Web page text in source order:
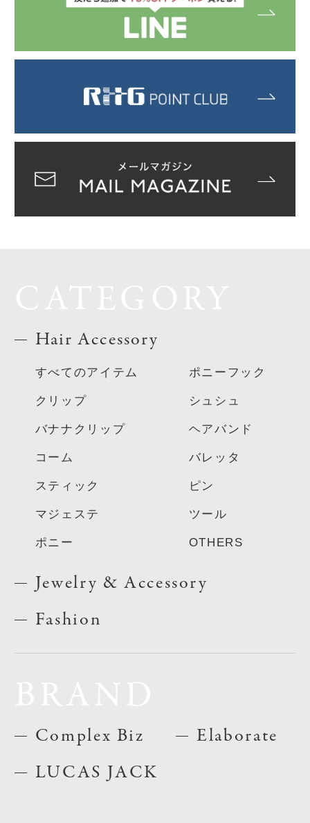
Hair Accessory
すべてのアイテム
クリップ
バナナクリップ
コーム
スティック
マジェステ
ポニー
ポニーフック
シュシュ
ヘアバンド
バレッタ
ピン
ツール
OTHERS
Jewelry & Accessory
Fashion
Complex Biz
LUCAS JACK
Elaborate